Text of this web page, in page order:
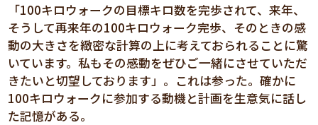
「100キロウォークの目標キロ数を完歩されて、来年、
そうして再来年の100キロウォーク完歩、そのときの感
動の大きさを緻密な計算の上に考えておられることに驚
いています。私もその感動をぜひご一緒にさせていただ
きたいと切望しております」。これは参った。確かに
100キロウォークに参加する動機と計画を生意気に話し
た記憶がある。